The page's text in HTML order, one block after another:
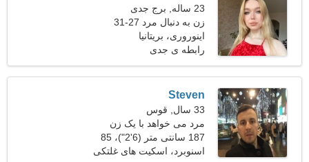
23 ساله, برج جدی
زن به دنبال مرد 27-31
اینوروری، بریتانیا
رابطه ی جدی
Steven
33 سال, قوس
مرد می خواهد با یک زن
ملاقات کند 26-30
187 سانتی متر (6'2")، 85
کیلوگرم (187 پوند)
اسنوبرد، اسکیت های غلتکی